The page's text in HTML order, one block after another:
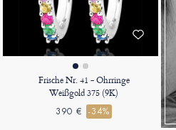
Frische Nr. 41 - Ohrringe
Weißgold 375 (9K)
390 € -34%